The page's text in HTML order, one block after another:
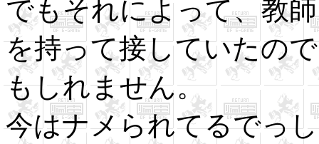
でもそれによって、教
を持って接していたの
もしれません。
今はナメられてるでっ